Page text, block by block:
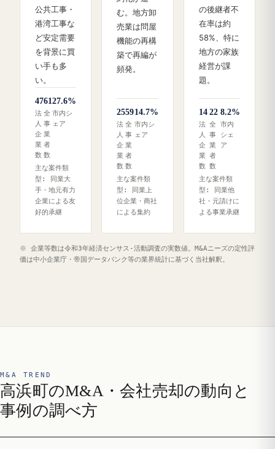
公共工事・
港湾工事な
ど安定需要
を背景に買
い手も多
い。
47
法
人
企
業
数
61
全
事
業
者
数
27.6%
市内シ
ェア
主な案件類
型: 同業大
手・地元有力
企業による友
好的承継
む。地方卸
売業は問屋
機能の再構
築で再編が
頻発。
25
法
人
企
業
数
59
全
事
業
者
数
14.7%
市内シ
ェア
主な案件類
型: 同業上
位企業・商社
による集約
の後継者不
在率は約
58%、特に
地方の家族
経営が課
題。
14
法
人
企
業
数
22
全
事
業
者
数
8.2%
市内
シェ
ア
主な案件類
型: 同業他
社・元請けに
よる事業承継
※ 企業等数は令和3年経済センサス‐活動調査の実数値。M&Aニーズの定性評
価は中小企業庁・帝国データバンク等の業界統計に基づく当社解釈。
M&A TREND
高浜町のM&A・会社売却の動向と
事例の調べ方